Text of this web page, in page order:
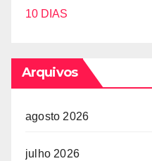
10 DIAS
Arquivos
agosto 2026
julho 2026